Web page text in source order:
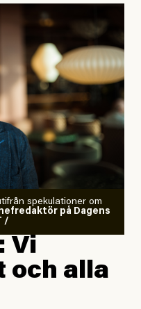
spekulationer om
på Dagens
/
Vi
och alla